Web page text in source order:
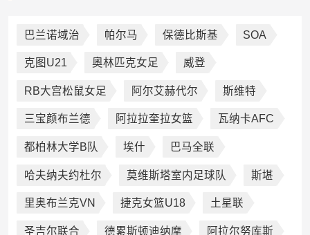
巴兰诺域治 帕尔马 保德比斯基 SOA
克图U21 奧林匹克女足 威登
RB大宫松鼠女足 阿尔艾赫代尔 斯维特
三宝颜布兰德 阿拉拉奎拉女篮 瓦纳卡AFC
都柏林大学B队 埃什 巴马全联
哈夫纳夫约杜尔 莫维斯塔室内足球队 斯堪
里奥布兰克VN 捷克女篮U18 土星联
圣吉尔联合 德累斯顿迪纳摩 阿拉尔努库斯